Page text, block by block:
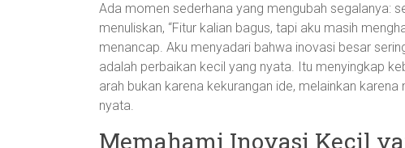
Ada momen sederhana yang mengubah segalanya:
menuliskan, “Fitur kalian bagus, tapi aku masih
menancap. Aku menyadari bahwa inovasi besar
adalah perbaikan kecil yang nyata. Itu menyingkap
arah bukan karena kekurangan ide, melainkan
nyata.
Memahami Inovasi Kecil